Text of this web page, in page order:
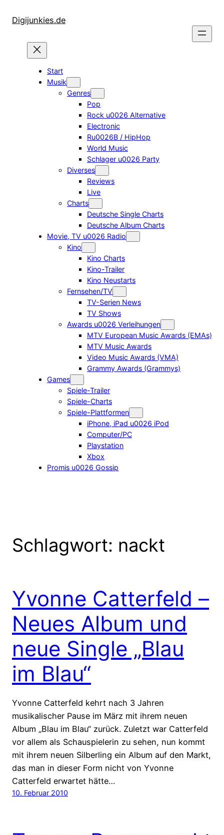
InhaltDigijunkies.de
Start
Musik
Genres
Pop
Rock u0026 Alternative
Electronic
Ru0026B / HipHop
World Music
Schlager u0026 Party
Diverses
Reviews
Live
Charts
Deutsche Single Charts
Deutsche Album Charts
Movie, TV u0026 Radio
Kino
Kino Charts
Kino-Trailer
Kino Neustarts
Fernsehen/TV
TV-Serien News
TV Shows
Awards u0026 Verleihungen
MTV European Music Awards (EMAs)
MTV Music Awards
Video Music Awards (VMA)
Grammy Awards (Grammys)
Games
Spiele-Trailer
Spiele-Charts
Spiele-Plattformen
iPhone, iPad u0026 iPod
Computer/PC
Playstation
Xbox
Promis u0026 Gossip
Schlagwort: nackt
Yvonne Catterfeld –
Neues Album und
neue Single „Blau
im Blau“
Yvonne Catterfeld kehrt nach 3 Jahren
musikalischer Pause im März mit ihrem neuen
Album „Blau im Blau“ zurück. Zuletzt war Catterfeld
vor allem als Schauspielerin zu sehen, nun kommt
mit ihrem neuen Silberling ein Album auf den Markt,
das man in dieser Form nicht von Yvonne
Catterfeld erwartet hätte…
10. Februar 2010